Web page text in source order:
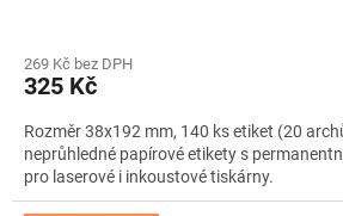
269 Kč bez DPH
325 Kč
Rozměr 38x192 mm, 140 ks etiket (20
neprůhledné papírové etikety s
pro laserové i inkoustové tiskárny.